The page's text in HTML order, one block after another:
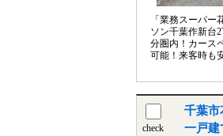
「業務スーパー
ソン千葉作新台
分圏内！カース
可能！来客時も
check
千葉市
一戸建